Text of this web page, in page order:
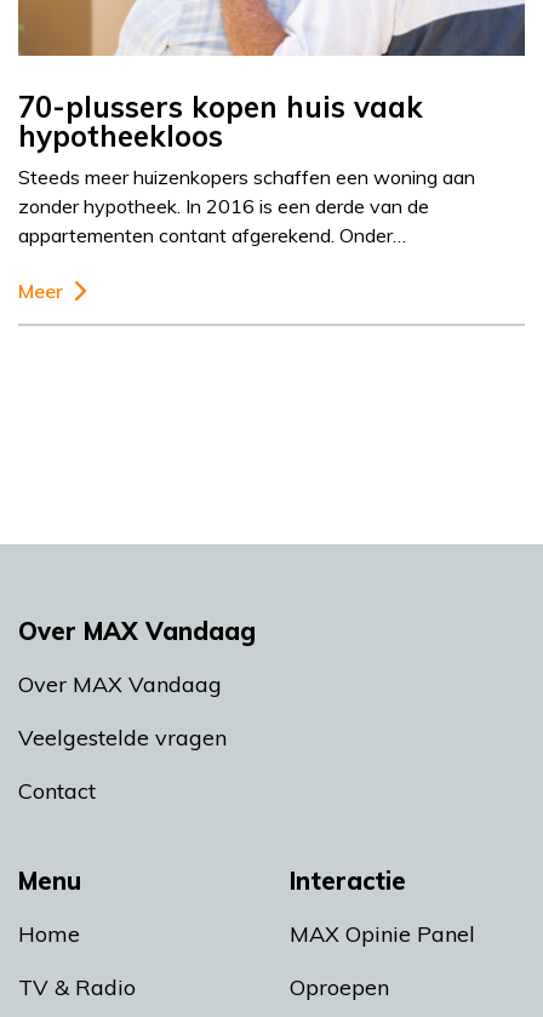
70-plussers kopen huis vaak
hypotheekloos
Steeds meer huizenkopers schaffen een woning aan
zonder hypotheek. In 2016 is een derde van de
appartementen contant afgerekend. Onder…
Meer
Menu
Home
TV & Radio
Interactie
MAX Opinie Panel
Oproepen
Over MAX Vandaag
Over MAX Vandaag
Veelgestelde vragen
Contact